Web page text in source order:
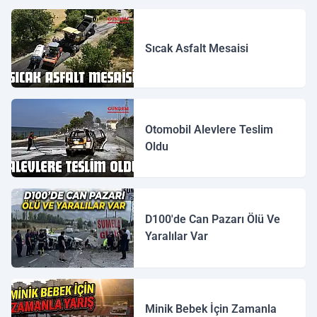
Sıcak Asfalt Mesaisi
Otomobil Alevlere Teslim
Oldu
D100'de Can Pazarı Ölü Ve
Yaralılar Var
Minik Bebek İçin Zamanla